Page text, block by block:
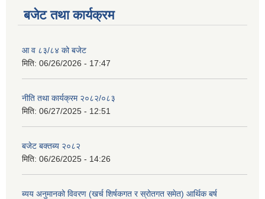
बजेट तथा कार्यक्रम
आ व ८३/८४ को बजेट
मिति: 06/26/2026 - 17:47
नीति तथा कार्यक्रम २०८२/०८३
मिति: 06/27/2025 - 12:51
बजेट बक्तब्य २०८२
मिति: 06/26/2025 - 14:26
ब्यय अनुमानको विवरण (खर्च शिर्षकगत र स्रोतगत समेत) आर्थिक बर्ष